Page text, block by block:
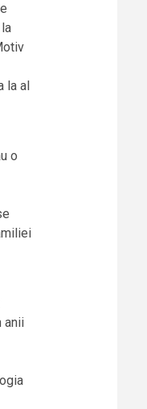
la al
o
anii